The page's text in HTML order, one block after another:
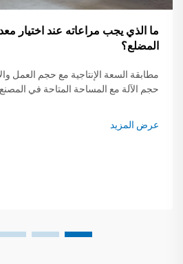
ما الذي يجب مراعاته عند اختيار
المضلع؟
مطابقة السعة الإنتاجية مع حجم العمل
حجم الآلة مع المساحة المتاحة في
عرض المزيد